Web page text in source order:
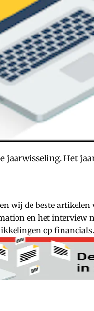
jaarwisseling. Het
wij de beste artikelen
en het interview
op financials.